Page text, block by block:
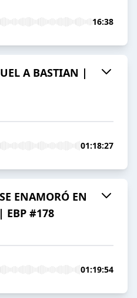
16:38
A BASTIAN |
01:18:27
ENAMORÓ EN
EBP #178
01:19:54